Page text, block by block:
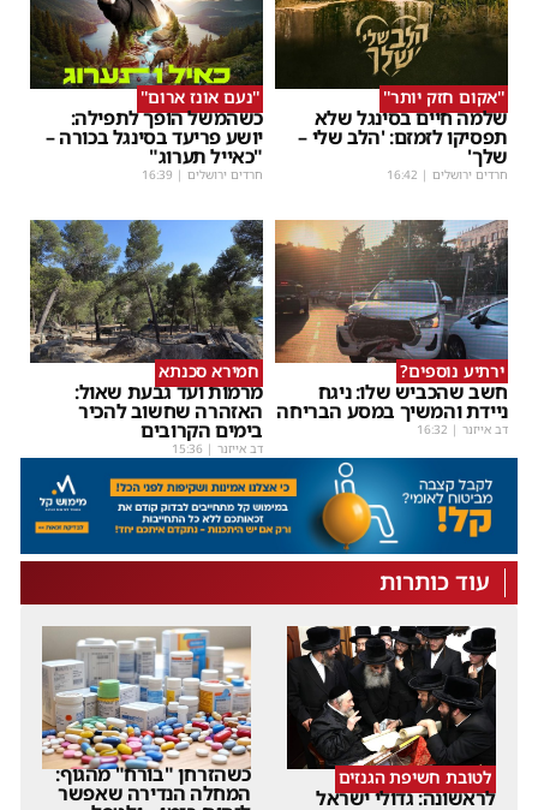
''אקום חזק יותר''
שלמה חיים בסינגל שלא
תפסיקו לזמזם: 'הלב שלי –
שלך'
חרדים ירושלים |
16:42
''נעם אונז ארום''
כשהמשל הופך לתפילה:
יושע פריעד בסינגל בכורה –
"כאייל תערוג"
חרדים ירושלים |
16:39
ירתיע נוספים?
חשב שהכביש שלו: ניגח
ניידת והמשיך במסע הבריחה
דב אייזנר |
16:32
חמירא סכנתא
מרמות ועד גבעת שאול:
האזהרה שחשוב להכיר
בימים הקרובים
דב אייזנר |
15:36
עוד כותרות
לטובת חשיפת הגנזים
לראשונה: גדולי ישראל
כשהזרחן "בורח" מהגוף:
המחלה הנדירה שאפשר